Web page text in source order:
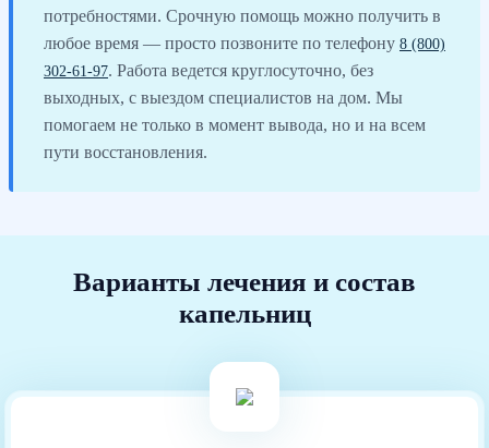
потребностями. Срочную помощь можно получить в
любое время — просто позвоните по телефону 8 (800)
302-61-97. Работа ведется круглосуточно, без
выходных, с выездом специалистов на дом. Мы
помогаем не только в момент вывода, но и на всем
пути восстановления.
Варианты лечения и состав
капельниц